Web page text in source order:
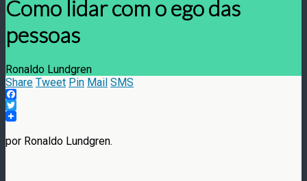
Como lidar com o ego das
pessoas
Ronaldo Lundgren
Share Tweet Pin Mail SMS
Facebook
Twitter
por Ronaldo Lundgren.